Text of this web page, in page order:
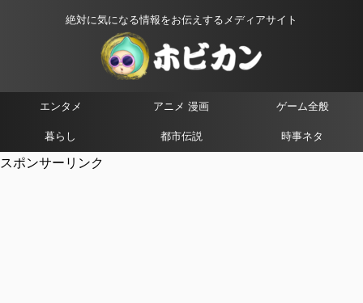
絶対に気になる情報をお伝えするメディアサイト
エンタメ アニメ 漫画 ゲーム全般
暮らし 都市伝説 時事ネタ
スポンサーリンク